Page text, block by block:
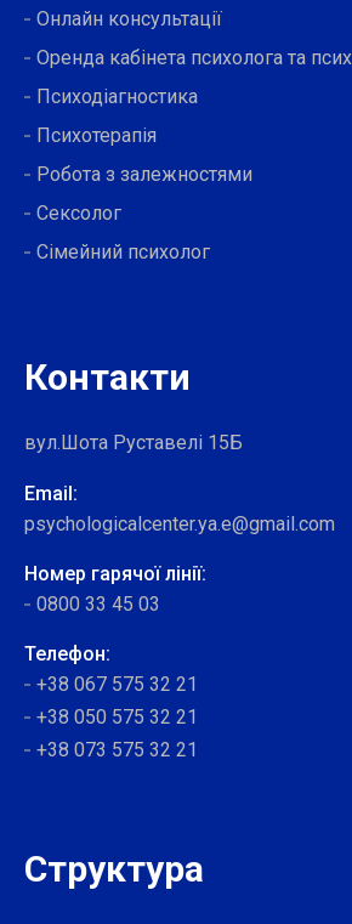
Онлайн консультації
Оренда кабінета психолога та
Психодіагностика
Психотерапія
Робота з залежностями
Сексолог
Сімейний психолог
Контакти
вул.Шота Руставелі 15Б
Email:
psychologicalcenter.ya.e@gmail.com
Номер гарячої лінії:
0800 33 45 03
Телефон:
+38 067 575 32 21
+38 050 575 32 21
+38 073 575 32 21
Структура